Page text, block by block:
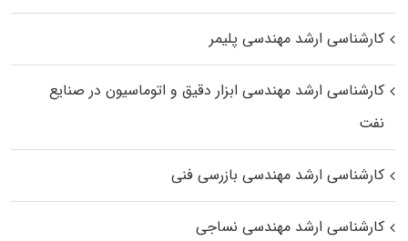
کارشناسی ارشد مهندسی پلیمر
کارشناسی ارشد مهندسی ابزار دقیق و اتوماسیون در صنایع
نفت
کارشناسی ارشد مهندسی بازرسی فنی
کارشناسی ارشد مهندسی نساجی